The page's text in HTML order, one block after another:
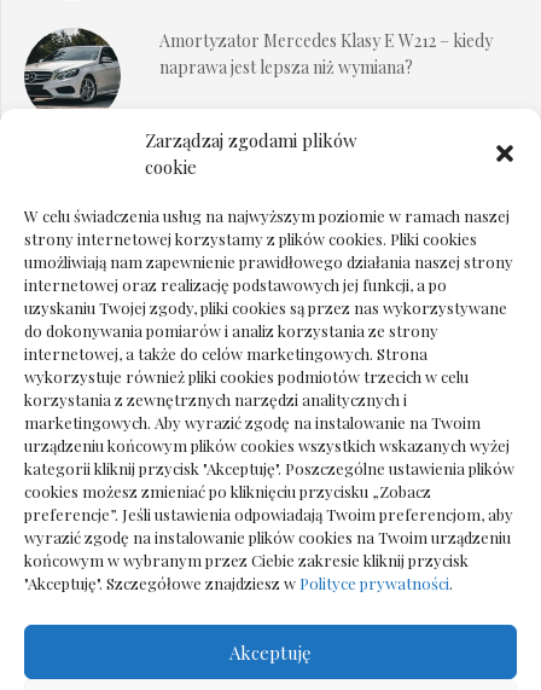
Zarządzaj zgodami plików
cookie
W celu świadczenia usług na najwyższym poziomie w ramach naszej
strony internetowej korzystamy z plików cookies. Pliki cookies
umożliwiają nam zapewnienie prawidłowego działania naszej strony
internetowej oraz realizację podstawowych jej funkcji, a po
uzyskaniu Twojej zgody, pliki cookies są przez nas wykorzystywane
do dokonywania pomiarów i analiz korzystania ze strony
internetowej, a także do celów marketingowych. Strona
wykorzystuje również pliki cookies podmiotów trzecich w celu
korzystania z zewnętrznych narzędzi analitycznych i
marketingowych. Aby wyrazić zgodę na instalowanie na Twoim
urządzeniu końcowym plików cookies wszystkich wskazanych wyżej
kategorii kliknij przycisk "Akceptuję". Poszczególne ustawienia plików
cookies możesz zmieniać po kliknięciu przycisku „Zobacz
preferencje”. Jeśli ustawienia odpowiadają Twoim preferencjom, aby
wyrazić zgodę na instalowanie plików cookies na Twoim urządzeniu
końcowym w wybranym przez Ciebie zakresie kliknij przycisk
"Akceptuję". Szczegółowe znajdziesz w Polityce prywatności.
Akceptuję
Amortyzator Mercedes Klasy E W212 – kiedy
naprawa jest lepsza niż wymiana?
Ile kosztuje psychoterapeuta prywatnie: cena
Dokumenty do odbioru przy zmianie biura
rachunkowego